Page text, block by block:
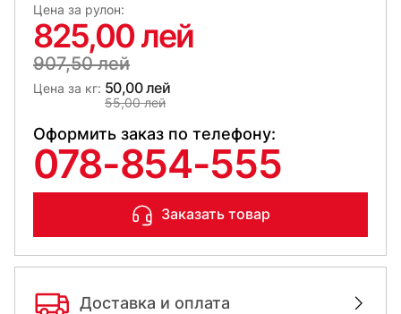
Цена за рулон:
825,00 лей
907,50 лей
Цена за кг: 50,00 лей
55,00 лей
Оформить заказ по телефону:
078-854-555
Заказать товар
Доставка и оплата